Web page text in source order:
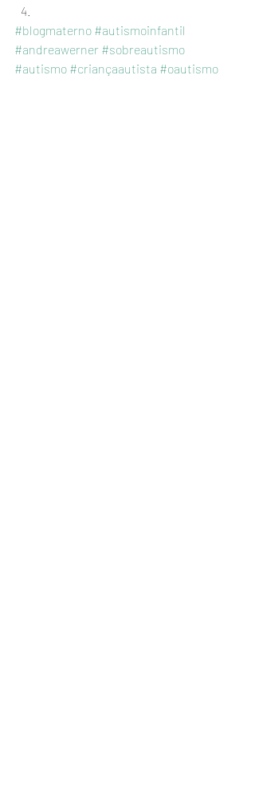
#blogmaterno #autismoinfantil
#andreawerner #sobreautismo
#autismo #criançaautista #oautismo